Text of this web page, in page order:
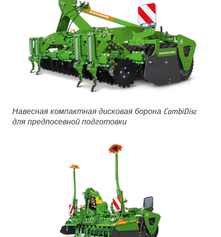
Навесная компактная дисковая борона CombiDisc
для предпосевной подготовки